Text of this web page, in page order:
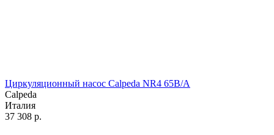
Циркуляционный насос Calpeda NR4 65B/A
Calpeda
Италия
37 308 р.